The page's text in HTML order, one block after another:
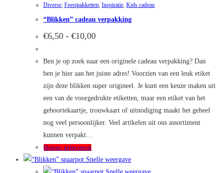
Diverse, Feestpakketten, Inspiratie, Kids cadeau
“Blikken” cadeau verpakking
€6,50 - €10,00Prijsklasse:
€10,00
Ben je op zoek naar een originele cadeau verpakking? Dan
ben je hier aan het juiste adres! Voorzien van een leuk etiket
zijn deze blikken super origineel. Je kunt een keuze maken uit
een van de voorgedrukte etiketten, maar een etiket van het
geboortekaartje, trouwkaart of uitnodiging maakt het geheel
nog veel persoonlijker. Veel artikelen uit ons assortiment
kunnen verpakt…
Opties selecteren
product
heeft
Snelle weergave